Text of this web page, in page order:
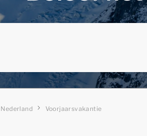
Nederland Voorjaarsvakantie